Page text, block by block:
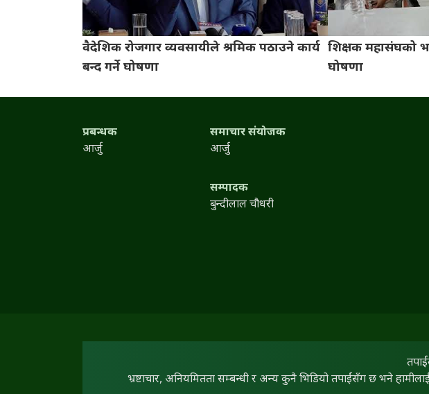
वैदेशिक रोजगार व्यवसायीले श्रमिक पठाउने कार्य
बन्द गर्ने घोषणा
शिक्षक महासंघको
घोषणा
प्रबन्धक
आर्जु
समाचार संयोजक
आर्जु
सम्पादक
बुन्दीलाल चौधरी
भ्रष्टाचार, अनियमितता सम्बन्धी र अन्य कुनै भिडियो तपाईंसँग छ भने